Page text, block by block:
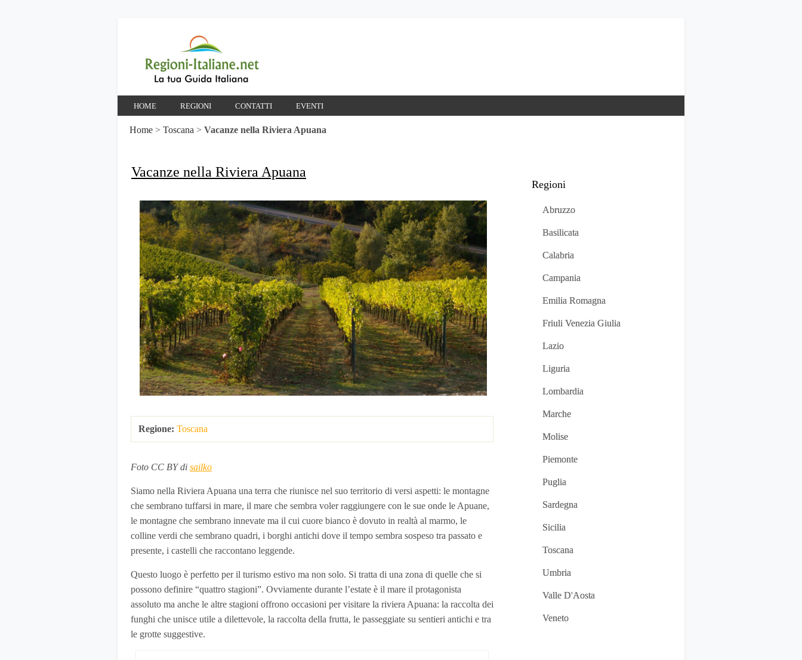
HOME REGIONI CONTATTI EVENTI
Home > Toscana > Vacanze nella Riviera Apuana
Vacanze nella Riviera Apuana
Regione: Toscana
Foto CC BY di sailko
Siamo nella Riviera Apuana una terra che riunisce nel suo territorio di versi aspetti: le montagne
che sembrano tuffarsi in mare, il mare che sembra voler raggiungere con le sue onde le Apuane,
le montagne che sembrano innevate ma il cui cuore bianco è dovuto in realtà al marmo, le
colline verdi che sembrano quadri, i borghi antichi dove il tempo sembra sospeso tra passato e
presente, i castelli che raccontano leggende.
Questo luogo è perfetto per il turismo estivo ma non solo. Si tratta di una zona di quelle che si
possono definire “quattro stagioni”. Ovviamente durante l’estate è il mare il protagonista
assoluto ma anche le altre stagioni offrono occasioni per visitare la riviera Apuana: la raccolta dei
funghi che unisce utile a dilettevole, la raccolta della frutta, le passeggiate su sentieri antichi e tra
le grotte suggestive.
Regioni
Abruzzo
Basilicata
Calabria
Campania
Emilia Romagna
Friuli Venezia Giulia
Lazio
Liguria
Lombardia
Marche
Molise
Piemonte
Puglia
Sardegna
Sicilia
Toscana
Umbria
Valle D'Aosta
Veneto